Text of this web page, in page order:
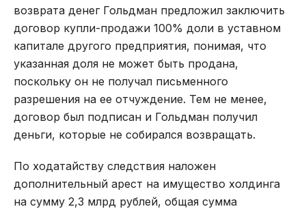
возврата денег Гольдман предложил заключить
договор купли-продажи 100% доли в уставном
капитале другого предприятия, понимая, что
указанная доля не может быть продана,
поскольку он не получал письменного
разрешения на ее отчуждение. Тем не менее,
договор был подписан и Гольдман получил
деньги, которые не собирался возвращать.
По ходатайству следствия наложен
дополнительный арест на имущество холдинга
на сумму 2,3 млрд рублей, общая сумма